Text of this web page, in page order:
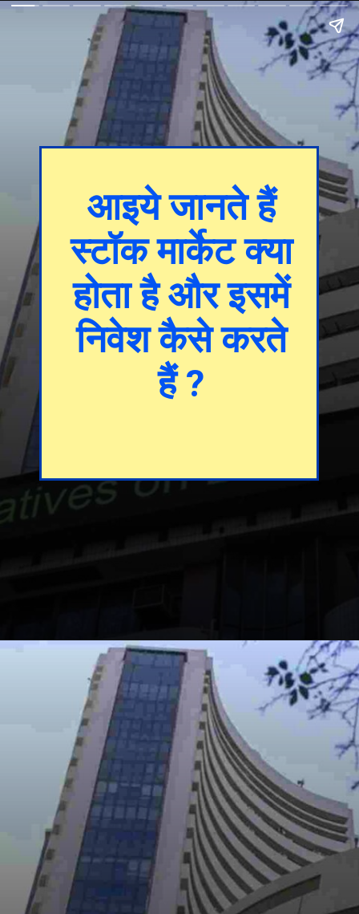
आइये जानते हैं
स्टॉक मार्केट क्या
होता है और इसमें
निवेश कैसे करते
हैं ?